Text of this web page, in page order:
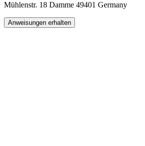
Mühlenstr. 18 Damme 49401 Germany
Anweisungen erhalten